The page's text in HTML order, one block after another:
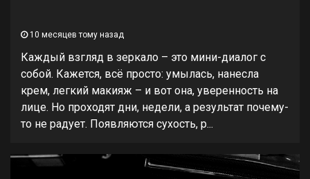
10 месяцев тому назад
Каждый взгляд в зеркало – это мини-диалог с
собой. Кажется, всё просто: умылась, нанесла
крем, легкий макияж – и вот она, уверенность на
лице. Но проходят дни, недели, а результат почему-
то не радует. Появляются сухость, р...